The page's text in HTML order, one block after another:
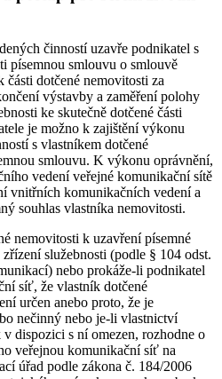
činností uzavře podnikatel s
písemnou smlouvu o smlouvě
dotčené nemovitosti za
výstavby a zaměření polohy
ke skutečně dotčené části
je možno k zajištění výkonu
s vlastníkem dotčené
smlouvu. K výkonu oprávnění,
vedení veřejné komunikační sítě
vnitřních komunikačních vedení a
souhlas vlastníka nemovitosti.
nemovitosti k uzavření písemné
služebnosti (podle § 104 odst.
nebo prokáže-li podnikatel
síť, že vlastník dotčené
určen anebo proto, že je
nečinný nebo je-li vlastnictví
dispozici s ní omezen, rozhodne o
veřejnou komunikační síť na
úřad podle zákona č. 184/2006